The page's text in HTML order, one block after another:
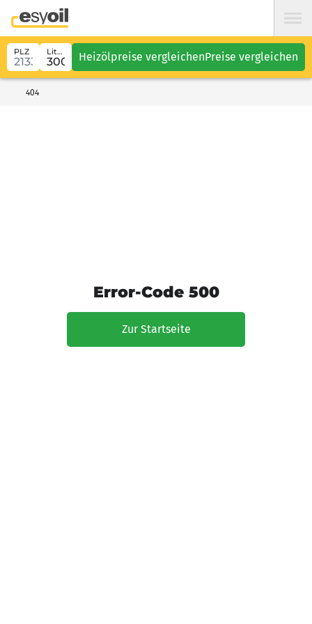
PLZ Liter Heizölpreise vergleichenPreise vergleichen
404
Error-Code 500
Zur Startseite